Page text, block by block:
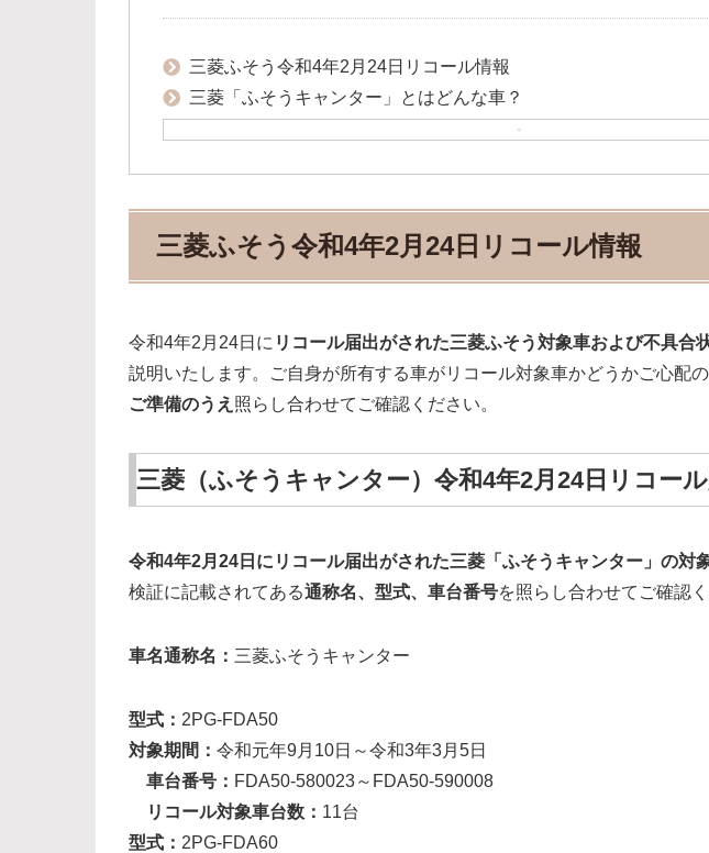
三菱ふそう令和4年2月24日リコール情報
三菱「ふそうキャンター」とはどんな車？
三菱ふそう令和4年2月24日リコール情報
令和4年2月24日に リコール届出がされた三菱ふそう対象車および不具合
説明いたします。ご自身が所有する車がリコール対象車かどうかご心配の
ご準備のうえ 照らし合わせてご確認ください。
三菱（ふそうキャンター）令和4年2月24日リコー
令和4年2月24日にリコール届出がされた三菱「ふそうキャンター」の対
検証に記載されてある通称名、型式、車台番号を照らし合わせてご確認く
車名通称名： 三菱ふそうキャンター
型式： 2PG-FDA50
対象期間： 令和元年9月10日～令和3年3月5日
車台番号： FDA50-580023～FDA50-590008
リコール対象車台数： 11台
型式： 2PG-FDA60